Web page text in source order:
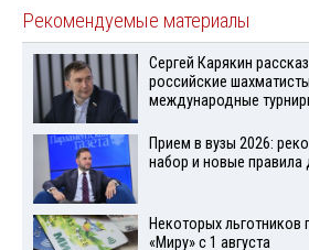
Рекомендуемые материалы
Сергей Карякин
российские
международные
Прием в вузы 2026:
набор и новые правила
Некоторых льготников
«Миру» с 1 августа